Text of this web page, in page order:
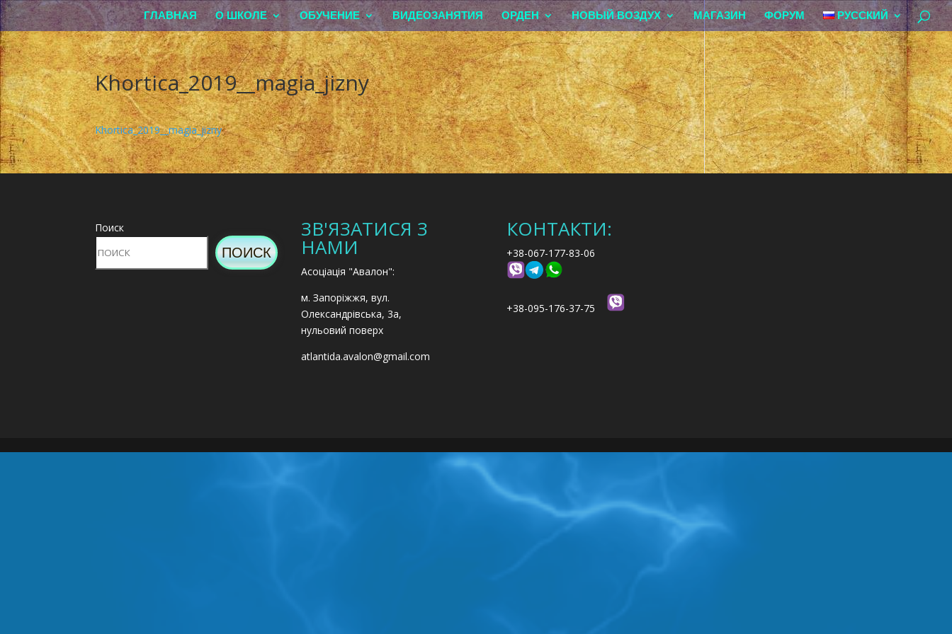
ГЛАВНАЯ О ШКОЛЕ ОБУЧЕНИЕ ВИДЕОЗАНЯТИЯ ОРДЕН НОВЫЙ ВОЗДУХ МАГАЗИН ФОРУМ РУССКИЙ
Khortica_2019__magia_jizny
Khortica_2019__magia_jizny
Поиск
ПОИСК
ЗВ'ЯЗАТИСЯ З
НАМИ
Асоціація "Авалон":
м. Запоріжжя, вул.
Олександрівська, 3а,
нульовий поверх
atlantida.avalon@gmail.com
КОНТАКТИ:
+38-067-177-83-06
+38-095-176-37-75